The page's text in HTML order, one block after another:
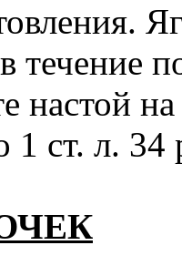
течение
настой
ст. л. 34